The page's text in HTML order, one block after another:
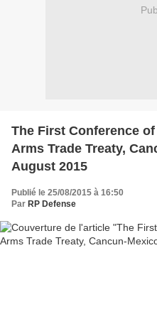
The First Conference
Arms Trade Treaty,
August 2015
Publié le 25/08/2015 à 16:50
Par RP Defense